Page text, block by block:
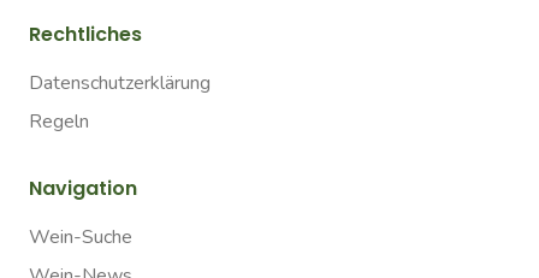
Rechtliches
Datenschutzerklärung
Regeln
Navigation
Wein-Suche